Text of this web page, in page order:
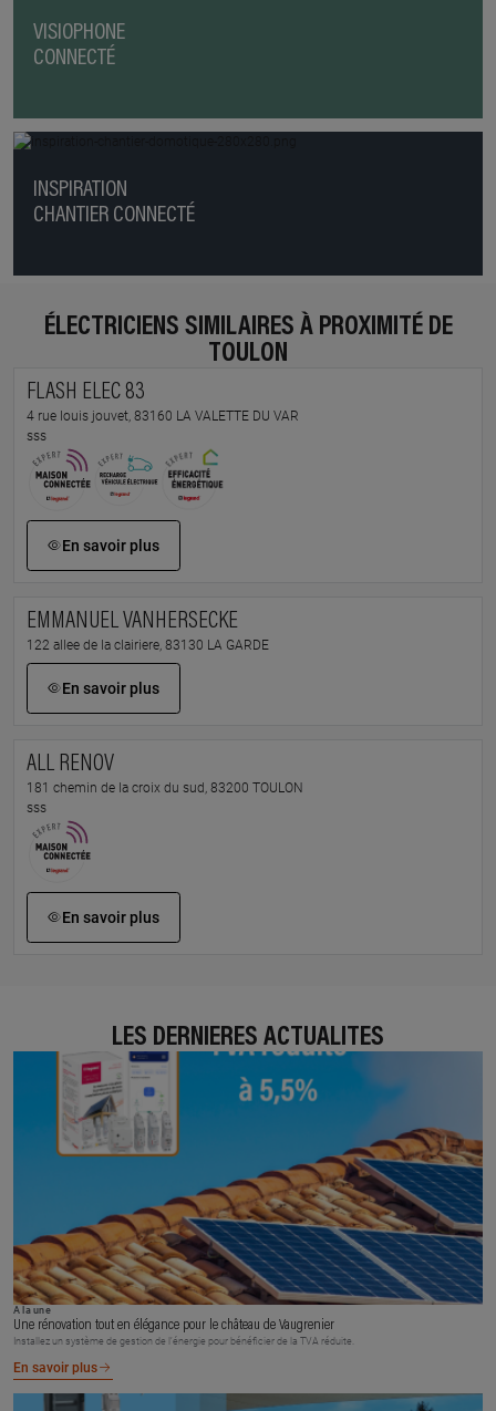
VISIOPHONE
CONNECTÉ
INSPIRATION
CHANTIER CONNECTÉ
ÉLECTRICIENS SIMILAIRES À PROXIMITÉ DE
TOULON
FLASH ELEC 83
4 rue louis jouvet, 83160 LA VALETTE DU VAR
sss
En savoir plus
EMMANUEL VANHERSECKE
122 allee de la clairiere, 83130 LA GARDE
En savoir plus
ALL RENOV
181 chemin de la croix du sud, 83200 TOULON
sss
En savoir plus
LES DERNIÈRES ACTUALITÉS
À la une
Une rénovation tout en élégance pour le château de Vaugrenier
Installez un système de gestion de l’énergie pour bénéficier de la TVA réduite.
En savoir plus